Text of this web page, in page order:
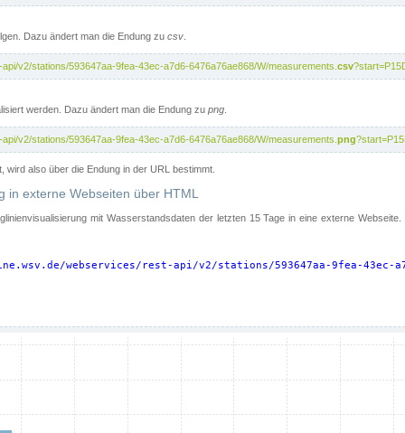
Dazu ändert man die Endung zu csv
v2/stations/593647aa-9fea-43ec-a7d6-6476a76ae868/W/measurements. csv
werden. Dazu ändert man die Endung zu png
v2/stations/593647aa-9fea-43ec-a7d6-6476a76ae868/W/measurements. png
also über die Endung in der URL bestimmt.
in externe Webseiten über HTML
mit Wasserstandsdaten der letzten 15 Tage in eine externe
webservices/rest-api/v2/stations/593647aa-9fea-43ec-